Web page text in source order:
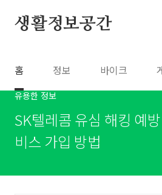
생활정보공간
홈 정보 바이크
유용한 정보
SK텔레콤 유심 해킹 예
비스 가입 방법